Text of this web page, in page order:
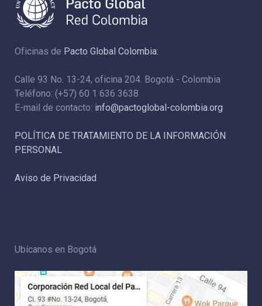
Oficinas de Pacto Global Colombia:
Calle 93 No. 13-24, oficina 204. Bogotá - Colombia
Teléfono: (+57) 60 1 636 3638
E-mail de contacto: info@pactoglobal-colombia.org
POLÍTICA DE TRATAMIENTO DE LA INFORMACIÓN
PERSONAL
Aviso de Privacidad
Ubícanos en Bogotá